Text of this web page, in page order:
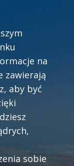
na
zawierają
aby być
sobie